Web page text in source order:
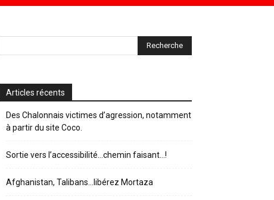
Articles récents
Des Chalonnais victimes d’agression, notamment
à partir du site Coco.
Sortie vers l’accessibilité…chemin faisant…!
Afghanistan, Talibans…libérez Mortaza